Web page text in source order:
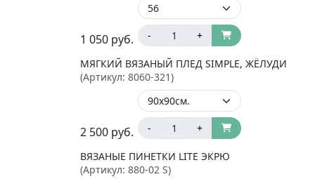
1 050 руб. - +
МЯГКИЙ ВЯЗАНЫЙ ПЛЕД SIMPLE, ЖЁЛУДИ
(Артикул: 8060-321)
2 500 руб. - +
ВЯЗАНЫЕ ПИНЕТКИ LITE ЭКРЮ
(Артикул: 880-02 S)